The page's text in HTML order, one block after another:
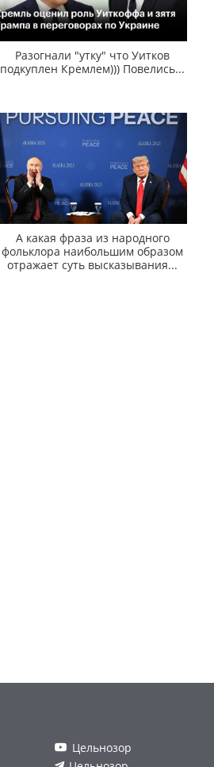
Разогнали "утку" что Уитков
подкуплен Кремлем))) Повелись...
А какая фраза из народного
фольклора наибольшим образом
отражает суть высказывания...
Цельнозор